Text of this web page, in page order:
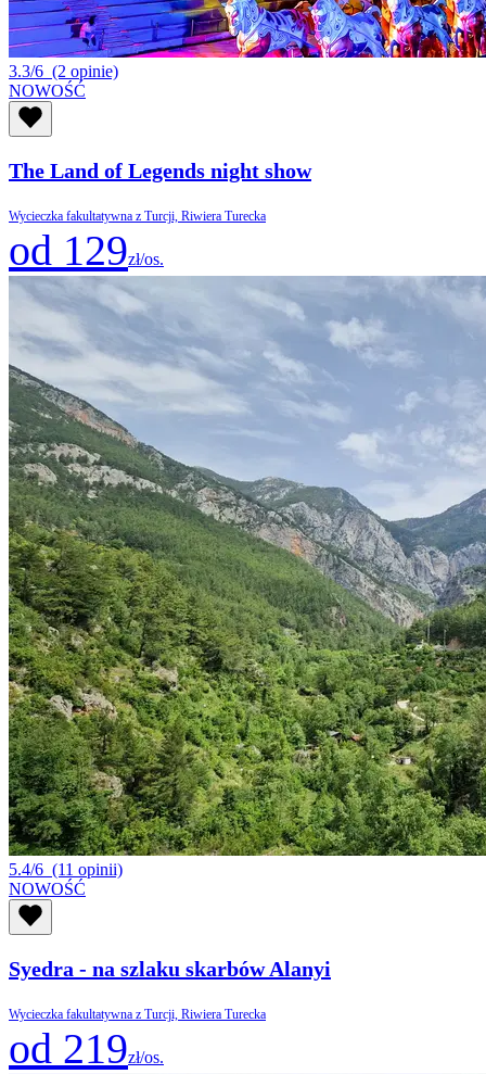
3.3/6 (2 opinie)
NOWOŚĆ
The Land of Legends night show
Wycieczka fakultatywna z Turcji, Riwiera Turecka
od 129zł/os.
5.4/6 (11 opinii)
NOWOŚĆ
Syedra - na szlaku skarbów Alanyi
Wycieczka fakultatywna z Turcji, Riwiera Turecka
od 219zł/os.